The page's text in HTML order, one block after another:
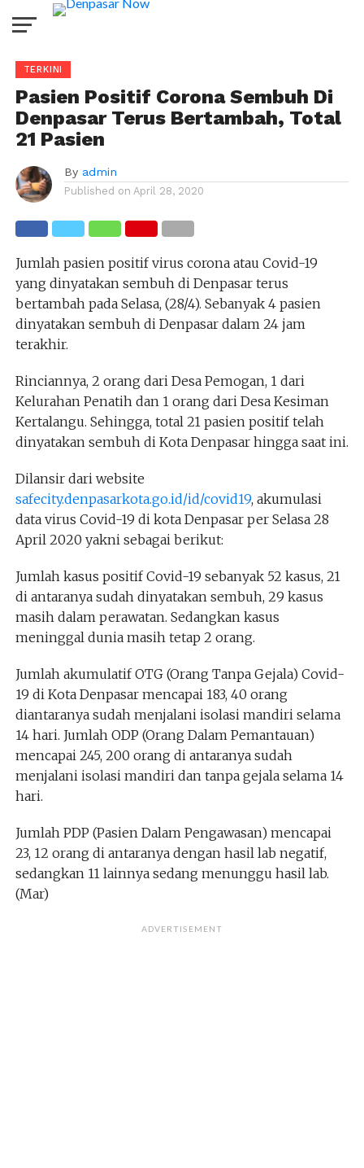
TERKINI
Pasien Positif Corona Sembuh Di
Denpasar Terus Bertambah, Total
21 Pasien
By admin
Published on April 28, 2020
Jumlah pasien positif virus corona atau Covid-19
yang dinyatakan sembuh di Denpasar terus
bertambah pada Selasa, (28/4). Sebanyak 4 pasien
dinyatakan sembuh di Denpasar dalam 24 jam
terakhir.
Rinciannya, 2 orang dari Desa Pemogan, 1 dari
Kelurahan Penatih dan 1 orang dari Desa Kesiman
Kertalangu. Sehingga, total 21 pasien positif telah
dinyatakan sembuh di Kota Denpasar hingga saat ini.
Dilansir dari website
safecity.denpasarkota.go.id/id/covid19, akumulasi
data virus Covid-19 di kota Denpasar per Selasa 28
April 2020 yakni sebagai berikut:
Jumlah kasus positif Covid-19 sebanyak 52 kasus, 21
di antaranya sudah dinyatakan sembuh, 29 kasus
masih dalam perawatan. Sedangkan kasus
meninggal dunia masih tetap 2 orang.
Jumlah akumulatif OTG (Orang Tanpa Gejala) Covid-
19 di Kota Denpasar mencapai 183, 40 orang
diantaranya sudah menjalani isolasi mandiri selama
14 hari. Jumlah ODP (Orang Dalam Pemantauan)
mencapai 245, 200 orang di antaranya sudah
menjalani isolasi mandiri dan tanpa gejala selama 14
hari.
Jumlah PDP (Pasien Dalam Pengawasan) mencapai
23, 12 orang di antaranya dengan hasil lab negatif,
sedangkan 11 lainnya sedang menunggu hasil lab.
(Mar)
ADVERTISEMENT